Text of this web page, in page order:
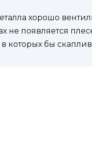
хорошо
не появляется
которых бы